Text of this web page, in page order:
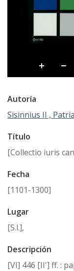
Autoría
Sisinnius II ,
Título
[Collectio iuris
Fecha
[1101-1300]
Lugar
[S.l.],
Descripción
[VI] 446 [II'] ff. :